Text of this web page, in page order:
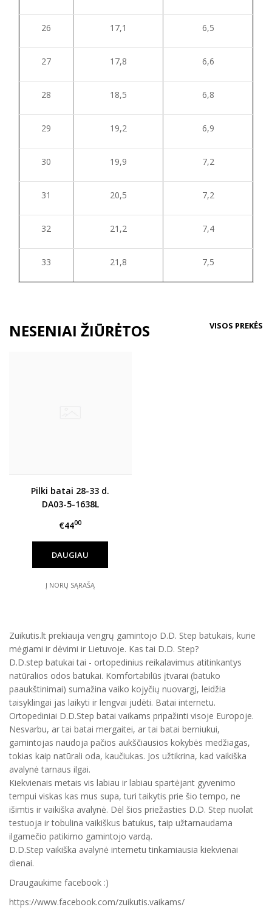
26 17,1 6,5
27 17,8 6,6
28 18,5 6,8
29 19,2 6,9
30 19,9 7,2
31 20,5 7,2
32 21,2 7,4
33 21,8 7,5
NESENIAI ŽIŪRĖTOS VISOS PREKĖS
Pilki batai 28-33 d.
DA03-5-1638L
€4400
DAUGIAU
Į NORŲ SĄRAŠĄ
Zuikutis.lt prekiauja vengrų gamintojo D.D. Step batukais, kurie
mėgiami ir dėvimi ir Lietuvoje. Kas tai D.D. Step?
D.D.step batukai tai - ortopedinius reikalavimus atitinkantys
natūralios odos batukai. Komfortabilūs įtvarai (batuko
paaukštinimai) sumažina vaiko kojyčių nuovargį, leidžia
taisyklingai jas laikyti ir lengvai judėti. Batai internetu.
Ortopediniai D.D.Step batai vaikams pripažinti visoje Europoje.
Nesvarbu, ar tai batai mergaitei, ar tai batai berniukui,
gamintojas naudoja pačios aukščiausios kokybės medžiagas,
tokias kaip natūrali oda, kaučiukas. Jos užtikrina, kad vaikiška
avalynė tarnaus ilgai.
Kiekvienais metais vis labiau ir labiau spartėjant gyvenimo
tempui viskas kas mus supa, turi taikytis prie šio tempo, ne
išimtis ir vaikiška avalynė. Dėl šios priežasties D.D. Step nuolat
testuoja ir tobulina vaikiškus batukus, taip užtarnaudama
ilgamečio patikimo gamintojo vardą.
D.D.Step vaikiška avalynė internetu tinkamiausia kiekvienai
dienai.
Draugaukime facebook :)
https://www.facebook.com/zuikutis.vaikams/